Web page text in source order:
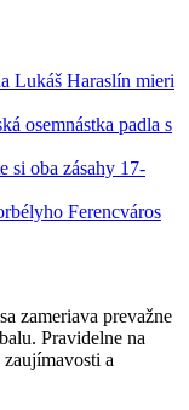
Lukáš Haraslín mieri
osemnástka padla s
si oba zásahy 17-
Ferencváros
zameriava prevažne
Pravidelne na
a